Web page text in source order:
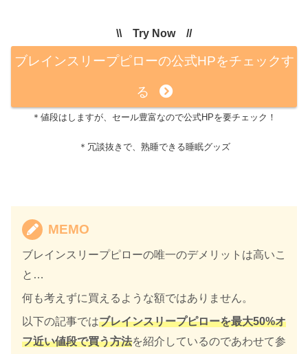
\\ Try Now //
ブレインスリープピローの公式HPをチェックす
る
＊値段はしますが、セール豊富なので公式HPを要チェック！
＊冗談抜きで、熟睡できる睡眠グッズ
MEMO
ブレインスリープピローの唯一のデメリットは高いこ
と…
何も考えずに買えるような額ではありません。
以下の記事ではブレインスリープピローを最大50%オ
フ近い値段で買う方法を紹介しているのであわせて参